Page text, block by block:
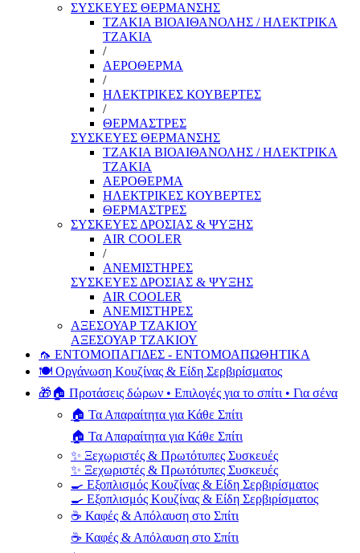
ΣΥΣΚΕΥΕΣ ΘΕΡΜΑΝΣΗΣ
ΤΖΑΚΙΑ ΒΙΟΑΙΘΑΝΟΛΗΣ / ΗΛΕΚΤΡΙΚΑ
ΤΖΑΚΙΑ
/
ΑΕΡΟΘΕΡΜΑ
/
ΗΛΕΚΤΡΙΚΕΣ ΚΟΥΒΕΡΤΕΣ
/
ΘΕΡΜΑΣΤΡΕΣ
ΣΥΣΚΕΥΕΣ ΘΕΡΜΑΝΣΗΣ
ΤΖΑΚΙΑ ΒΙΟΑΙΘΑΝΟΛΗΣ / ΗΛΕΚΤΡΙΚΑ
ΤΖΑΚΙΑ
ΑΕΡΟΘΕΡΜΑ
ΗΛΕΚΤΡΙΚΕΣ ΚΟΥΒΕΡΤΕΣ
ΘΕΡΜΑΣΤΡΕΣ
ΣΥΣΚΕΥΕΣ ΔΡΟΣΙΑΣ & ΨΥΞΗΣ
AIR COOLER
/
ΑΝΕΜΙΣΤΗΡΕΣ
ΣΥΣΚΕΥΕΣ ΔΡΟΣΙΑΣ & ΨΥΞΗΣ
AIR COOLER
ΑΝΕΜΙΣΤΗΡΕΣ
ΑΞΕΣΟΥΑΡ ΤΖΑΚΙΟΥ
ΑΞΕΣΟΥΑΡ ΤΖΑΚΙΟΥ
🦟 ΕΝΤΟΜΟΠΑΓΙΔΕΣ - ΕΝΤΟΜΟΑΠΩΘΗΤΙΚΑ
🍽️ Οργάνωση Κουζίνας & Είδη Σερβιρίσματος
🎁🏠 Προτάσεις δώρων • Επιλογές για το σπίτι • Για σένα
🏠 Τα Απαραίτητα για Κάθε Σπίτι
🏠 Τα Απαραίτητα για Κάθε Σπίτι
✨ Ξεχωριστές & Πρωτότυπες Συσκευές
✨ Ξεχωριστές & Πρωτότυπες Συσκευές
🍳 Εξοπλισμός Κουζίνας & Είδη Σερβιρίσματος
🍳 Εξοπλισμός Κουζίνας & Είδη Σερβιρίσματος
☕ Καφές & Απόλαυση στο Σπίτι
☕ Καφές & Απόλαυση στο Σπίτι